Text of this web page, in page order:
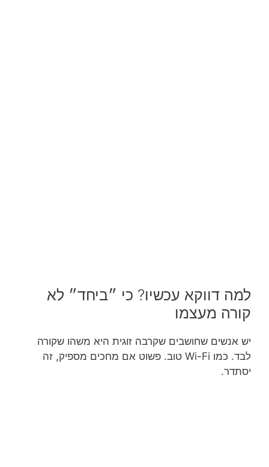
למה דווקא עכשיו? כי ״ביחד״ לא
קורה מעצמו
יש אנשים שחושבים שקרבה זוגית היא משהו שקורה
לבד. כמו Wi-Fi טוב. פשוט אם מחכים מספיק, זה
יסתדר.